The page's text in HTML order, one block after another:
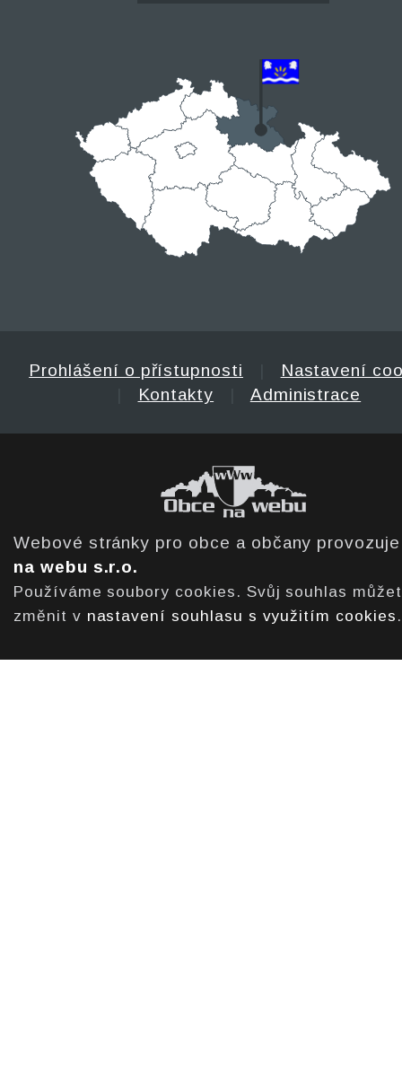
Prohlášení o přístupnosti
Nastavení
Kontakty Administrace
Webové stránky pro obce a občany
na webu s.r.o.
Používáme soubory cookies. Svůj souhlas
změnit v nastavení souhlasu s využitím cookies .